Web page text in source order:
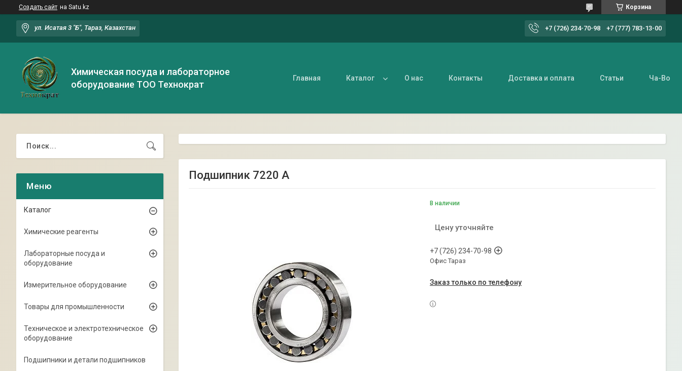
Создать сайт на Satu.kz Корзина
ул. Исатая 3 "Б", Тараз, Казахстан +7 (726) 234-70-98 +7 (777) 783-13-00
Химическая посуда и лабораторное
оборудование ТОО Технократ
Главная Каталог О нас Контакты Доставка и оплата Статьи Ча-Во
Подшипник 7220 А
В наличии
Цену уточняйте
+7 (726) 234-70-98
Офис Тараз
Заказ только по телефону
Каталог
Химические реагенты
Лабораторные посуда и
оборудование
Измерительное оборудование
Товары для промышленности
Техническое и электротехническое
оборудование
Подшипники и детали подшипников